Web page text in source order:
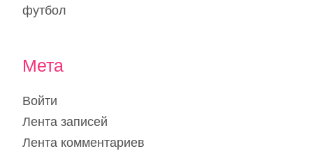
футбол
Мета
Войти
Лента записей
Лента комментариев